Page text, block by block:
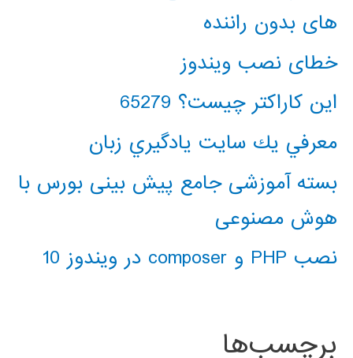
های بدون راننده
خطای نصب ویندوز
این کاراکتر چیست؟ 65279
معرفي يك سايت يادگيري زبان
بسته آموزشی جامع پیش بینی بورس با
هوش مصنوعی
نصب PHP و composer در ویندوز 10
برچسب‌ها